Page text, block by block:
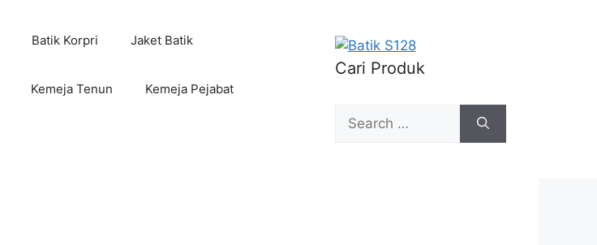
Batik Korpri Jaket Batik
Kemeja Tenun Kemeja Pejabat
Cari Produk
Search
for: